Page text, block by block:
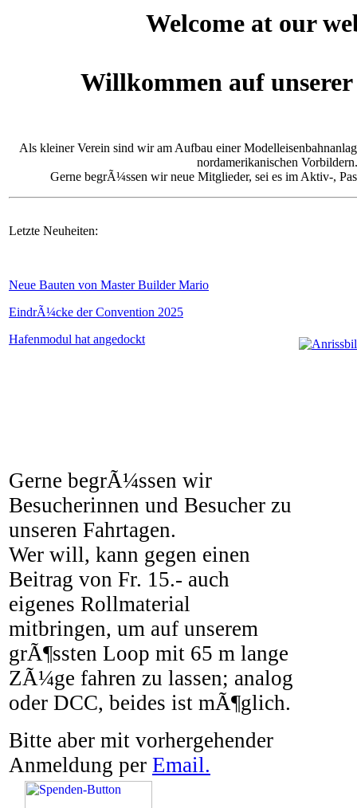
Welcome at our
Willkommen auf unserer
Als kleiner Verein sind wir am Aufbau einer
nordamerikanischen Vorbildern.
Gerne begrÃ¼ssen wir neue Mitglieder, sei es im Aktiv-,
Letzte Neuheiten:
Neue Bauten von Master Builder Mario
EindrÃ¼cke der Convention 2025
Hafenmodul hat angedockt
Gerne begrÃ¼ssen wir
Besucherinnen und Besucher zu
unseren Fahrtagen.
Wer will, kann gegen einen
Beitrag von Fr. 15.- auch
eigenes Rollmaterial
mitbringen, um auf unserem
grÃ¶ssten Loop mit 65 m lange
ZÃ¼ge fahren zu lassen; analog
oder DCC, beides ist mÃ¶glich.
Bitte aber mit vorhergehender
Anmeldung per Email.